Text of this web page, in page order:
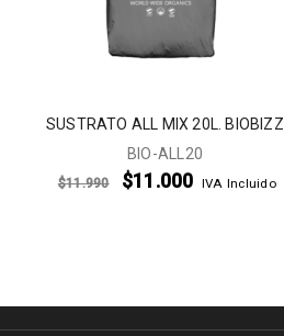
SUSTRATO ALL MIX 20L. BIOBIZZ
BIO-ALL20
$11.990 $11.000 IVA Incluido